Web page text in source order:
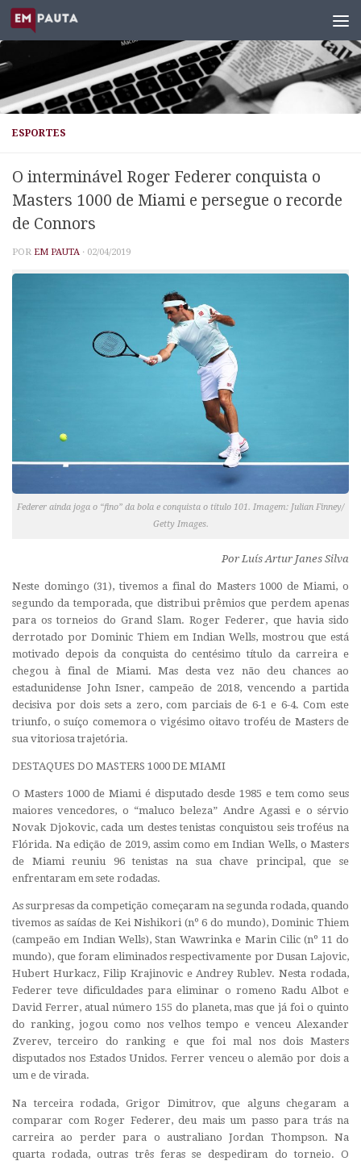
Skip to content
ESPORTES
O interminável Roger Federer conquista o
Masters 1000 de Miami e persegue o recorde
de Connors
POR EM PAUTA · 02/04/2019
Federer ainda joga o “fino” da bola e conquista o título 101. Imagem: Julian Finney/
Getty Images.
Por Luís Artur Janes Silva
Neste domingo (31), tivemos a final do Masters 1000 de Miami, o
segundo da temporada, que distribui prêmios que perdem apenas
para os torneios do Grand Slam. Roger Federer, que havia sido
derrotado por Dominic Thiem em Indian Wells, mostrou que está
motivado depois da conquista do centésimo título da carreira e
chegou à final de Miami. Mas desta vez não deu chances ao
estadunidense John Isner, campeão de 2018, vencendo a partida
decisiva por dois sets a zero, com parciais de 6-1 e 6-4. Com este
triunfo, o suíço comemora o vigésimo oitavo troféu de Masters de
sua vitoriosa trajetória.
DESTAQUES DO MASTERS 1000 DE MIAMI
O Masters 1000 de Miami é disputado desde 1985 e tem como seus
maiores vencedores, o “maluco beleza” Andre Agassi e o sérvio
Novak Djokovic, cada um destes tenistas conquistou seis troféus na
Flórida. Na edição de 2019, assim como em Indian Wells, o Masters
de Miami reuniu 96 tenistas na sua chave principal, que se
enfrentaram em sete rodadas.
As surpresas da competição começaram na segunda rodada, quando
tivemos as saídas de Kei Nishikori (nº 6 do mundo), Dominic Thiem
(campeão em Indian Wells), Stan Wawrinka e Marin Cilic (nº 11 do
mundo), que foram eliminados respectivamente por Dusan Lajovic,
Hubert Hurkacz, Filip Krajinovic e Andrey Rublev. Nesta rodada,
Federer teve dificuldades para eliminar o romeno Radu Albot e
David Ferrer, atual número 155 do planeta, mas que já foi o quinto
do ranking, jogou como nos velhos tempo e venceu Alexander
Zverev, terceiro do ranking e que foi mal nos dois Masters
disputados nos Estados Unidos. Ferrer venceu o alemão por dois a
um e de virada.
Na terceira rodada, Grigor Dimitrov, que alguns chegaram a
comparar com Roger Federer, deu mais um passo para trás na
carreira ao perder para o australiano Jordan Thompson. Na
quarta rodada, outras três feras se despediram do torneio. O